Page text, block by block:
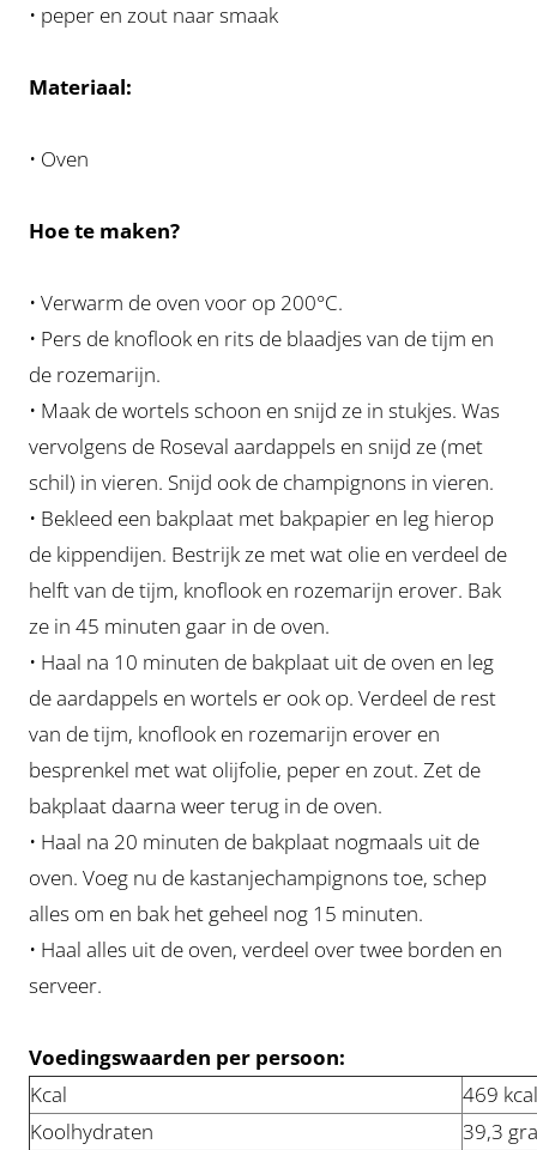
• peper en zout naar smaak
Materiaal:
• Oven
Hoe te maken?
• Verwarm de oven voor op 200°C.
• Pers de knoflook en rits de blaadjes van de tijm en
de rozemarijn.
• Maak de wortels schoon en snijd ze in stukjes. Was
vervolgens de Roseval aardappels en snijd ze (met
schil) in vieren. Snijd ook de champignons in vieren.
• Bekleed een bakplaat met bakpapier en leg hierop
de kippendijen. Bestrijk ze met wat olie en verdeel de
helft van de tijm, knoflook en rozemarijn erover. Bak
ze in 45 minuten gaar in de oven.
• Haal na 10 minuten de bakplaat uit de oven en leg
de aardappels en wortels er ook op. Verdeel de rest
van de tijm, knoflook en rozemarijn erover en
besprenkel met wat olijfolie, peper en zout. Zet de
bakplaat daarna weer terug in de oven.
• Haal na 20 minuten de bakplaat nogmaals uit de
oven. Voeg nu de kastanjechampignons toe, schep
alles om en bak het geheel nog 15 minuten.
• Haal alles uit de oven, verdeel over twee borden en
serveer.
Voedingswaarden per persoon:
Kcal
469 kcal
Koolhydraten
39,3